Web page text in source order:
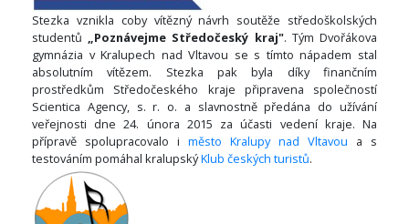
Stezka vznikla coby vítězný návrh soutěže středoškolských
studentů „Poznávejme Středočeský kraj". Tým Dvořákova
gymnázia v Kralupech nad Vltavou se s tímto nápadem stal
absolutním vítězem. Stezka pak byla díky finančním
prostředkům Středočeského kraje připravena společností
Scientica Agency, s. r. o. a slavnostně předána do užívání
veřejnosti dne 24. února 2015 za účasti vedení kraje. Na
přípravě spolupracovalo i město Kralupy nad Vltavou a s
testováním pomáhal kralupskýKlub českých turistů.